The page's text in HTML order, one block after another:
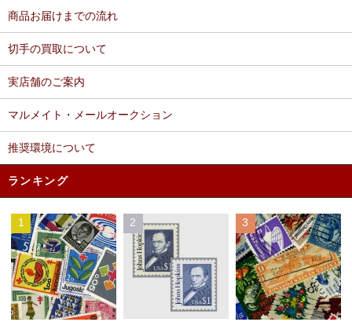
商品お届けまでの流れ
切手の買取について
実店舗のご案内
マルメイト・メールオークション
推奨環境について
ランキング
1 2 3